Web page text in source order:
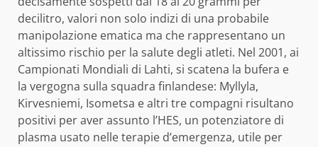
decilitro, valori non solo indizi di una probabile
manipolazione ematica ma che rappresentano un
altissimo rischio per la salute degli atleti. Nel 2001, ai
Campionati Mondiali di Lahti, si scatena la bufera e
la vergogna sulla squadra finlandese: Myllyla,
Kirvesniemi, Isometsa e altri tre compagni risultano
positivi per aver assunto l’HES, un potenziatore di
plasma usato nelle terapie d’emergenza, utile per